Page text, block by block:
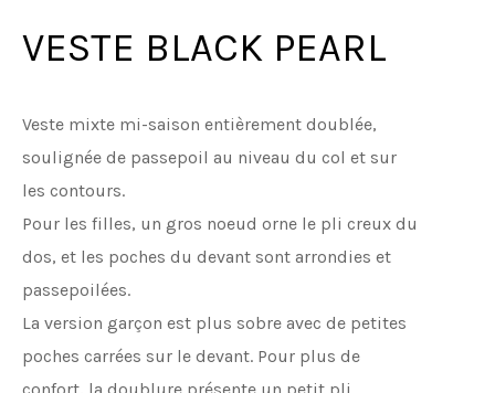
VESTE BLACK PEARL
Veste mixte mi-saison entièrement doublée,
soulignée de passepoil au niveau du col et sur
les contours.
Pour les filles, un gros noeud orne le pli creux du
dos, et les poches du devant sont arrondies et
passepoilées.
La version garçon est plus sobre avec de petites
poches carrées sur le devant. Pour plus de
confort, la doublure présente un petit pli